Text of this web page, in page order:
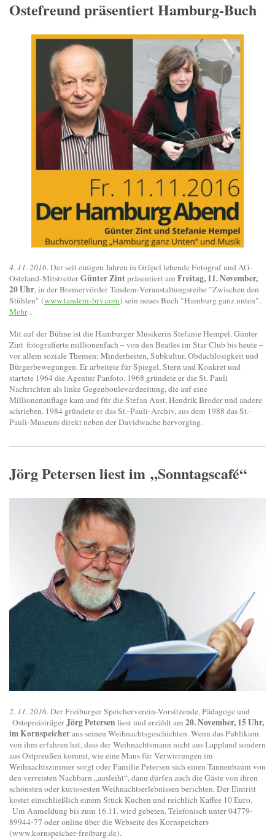
Ostefreund präsentiert Hamburg-Buch
4. 11. 2016. Der seit einigen Jahren in Gräpel lebende Fotograf und AG-
Osteland-MitstreiterGünter Zintpräsentiert am Freitag, 11. November,
20 Uhr, in der Bremervörder Tandem-Veranstaltungsreihe "Zwischen den
Stühlen" (www.tandem-brv.com) sein neues Buch "Hamburg ganz unten".
Mehr...
Mit auf der Bühne ist die Hamburger Musikerin Stefanie Hempel. Günter
Zint fotografierte millionenfach – von den Beatles im Star Club bis heute –
vor allem soziale Themen: Minderheiten, Subkultur, Obdachlosigkeit und
Bürgerbewegungen. Er arbeitete für Spiegel, Stern und Konkret und
startete 1964 die Agentur Panfoto. 1968 gründete er die St. Pauli
Nachrichten als linke Gegenboulevardzeitung, die auf eine
Millionenauflage kam und für die Stefan Aust, Hendrik Broder und andere
schrieben. 1984 gründete er das St.-Pauli-Archiv, aus dem 1988 das St.-
Pauli-Museum direkt neben der Davidwache hervorging.
Jörg Petersen liest im „Sonntagscafé“
2. 11. 2016. Der Freiburger Speicherverein-Vorsitzende, Pädagoge und
OstepreisträgerJörg Petersen liest und erzählt am 20. November, 15 Uhr,
im Kornspeicheraus seinen Weihnachtsgeschichten. Wenn das Publikum
von ihm erfahren hat, dass der Weihnachtsmann nicht aus Lappland sondern
aus Ostpreußen kommt, wie eine Maus für Verwirrungen im
Weihnachtszimmer sorgt oder Familie Petersen sich einen Tannenbaum von
den verreisten Nachbarn „ausleiht“, dann dürfen auch die Gäste von ihren
schönsten oder kuriosesten Weihnachtserlebnissen berichten. Der Eintritt
kostet einschließlich einem Stück Kuchen und reichlich Kaffee 10 Euro.
Um Anmeldung bis zum 16.11. wird gebeten. Telefonisch unter 04779-
89944-77 oder online über die Webseite des Kornspeichers
(www.kornspeicher-freiburg.de).